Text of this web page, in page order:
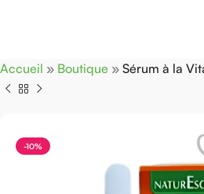
Accueil » Boutique » Sérum à la
-10%